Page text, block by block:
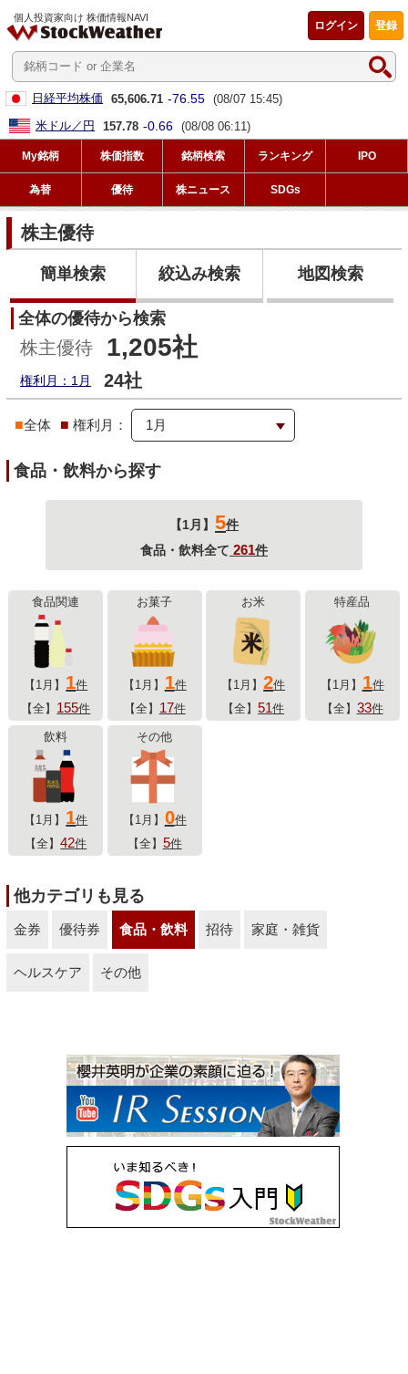
個人投資家向け 株価情報NAVI
登録
ログイン
日経平均株価 65,606.71 -76.55 (08/07 15:45)
米ドル／円
157.78 -0.66 (08/08 06:11)
My銘柄 株価指数 銘柄検索 ランキング IPO
為替 優待 株ニュース SDGs
株主優待
簡単検索 絞込み検索 地図検索
全体の優待から検索
株主優待 1,205社
権利月：1月 24社
■全体 ■ 権利月：
食品・飲料から探す
【1月】 5件
食品・飲料全て 261件
食品関連
【1月】 1件
【全】 155件
お菓子
【1月】 1件
【全】 17件
お米
【1月】2件
【全】51件
特産品
【1月】 1件
【全】 33件
飲料
【1月】 1件
【全】42件
その他
【1月】 0件
【全】 5件
他カテゴリも見る
金券 優待券 食品・飲料 招待 家庭・雑貨
ヘルスケア その他